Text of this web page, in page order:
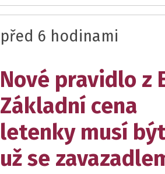
před 6 hodinami
Nové pravidlo z
Základní cena
letenky musí
už se